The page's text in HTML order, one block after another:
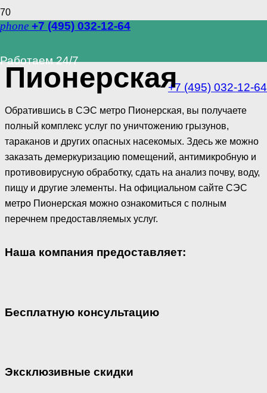
phone +7 (495) 032-12-64
Работаем 24/7
+7 (495) 032-12-64
Пионерская
Обратившись в СЭС метро Пионерская, вы получаете
полный комплекс услуг по уничтожению грызунов,
тараканов и других опасных насекомых. Здесь же можно
заказать демеркуризацию помещений, антимикробную и
противовирусную обработку, сдать на анализ почву, воду,
пищу и другие элементы. На официальном сайте СЭС
метро Пионерская можно ознакомиться с полным
перечнем предоставляемых услуг.
Наша компания предоставляет:
Бесплатную консультацию
Эксклюзивные скидки